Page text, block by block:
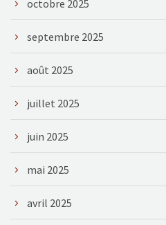
octobre 2025
septembre 2025
août 2025
juillet 2025
juin 2025
mai 2025
avril 2025